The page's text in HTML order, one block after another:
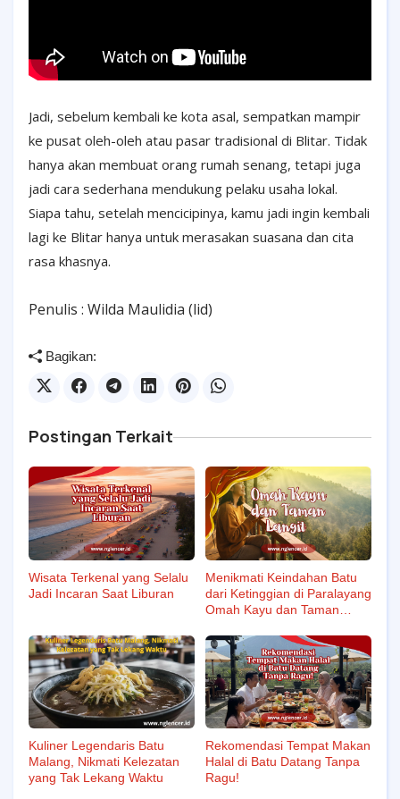
Jadi, sebelum kembali ke kota asal, sempatkan mampir
ke pusat oleh-oleh atau pasar tradisional di Blitar. Tidak
hanya akan membuat orang rumah senang, tetapi juga
jadi cara sederhana mendukung pelaku usaha lokal.
Siapa tahu, setelah mencicipinya, kamu jadi ingin kembali
lagi ke Blitar hanya untuk merasakan suasana dan cita
rasa khasnya.
Penulis : Wilda Maulidia (lid)
Bagikan:
Postingan Terkait
Wisata Terkenal yang Selalu
Jadi Incaran Saat Liburan
Menikmati Keindahan Batu
dari Ketinggian di Paralayang
Omah Kayu dan Taman
Kuliner Legendaris Batu
Malang, Nikmati Kelezatan
yang Tak Lekang Waktu
Rekomendasi Tempat Makan
Halal di Batu Datang Tanpa
Ragu!